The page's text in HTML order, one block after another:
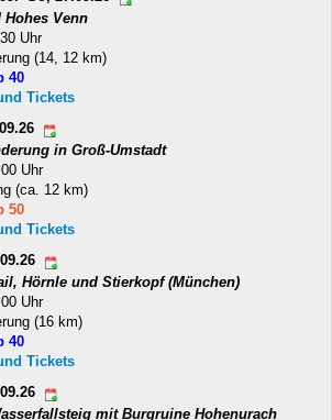
Venn
Uhr
(14, 12 km)
40
Tickets
in Groß-Umstadt
Uhr
(ca. 12 km)
50
Tickets
Hörnle und Stierkopf (München)
Uhr
(16 km)
40
Tickets
mit Burgruine Hohenurach